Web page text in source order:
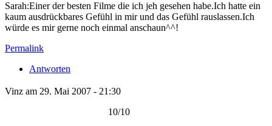
Sarah:Einer der besten Filme die ich jeh gesehen habe.Ich hatte ein
kaum ausdrückbares Gefühl in mir und das Gefühl rauslassen.Ich
würde es mir gerne noch einmal anschaun^^!
Permalink
Antworten
Vinz am 29. Mai 2007 - 21:30
10/10